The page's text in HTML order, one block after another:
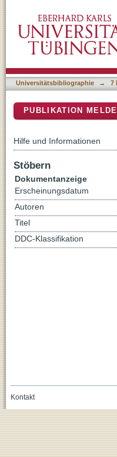
Universitätsbibliographie → 7
PUBLIKATION
Hilfe und Informationen
Stöbern
Dokumentanzeige
Erscheinungsdatum
Autoren
Titel
DDC-Klassifikation
Kontakt